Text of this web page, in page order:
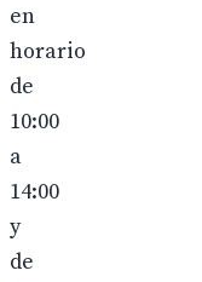
en
horario
de
10:00
a
14:00
y
de